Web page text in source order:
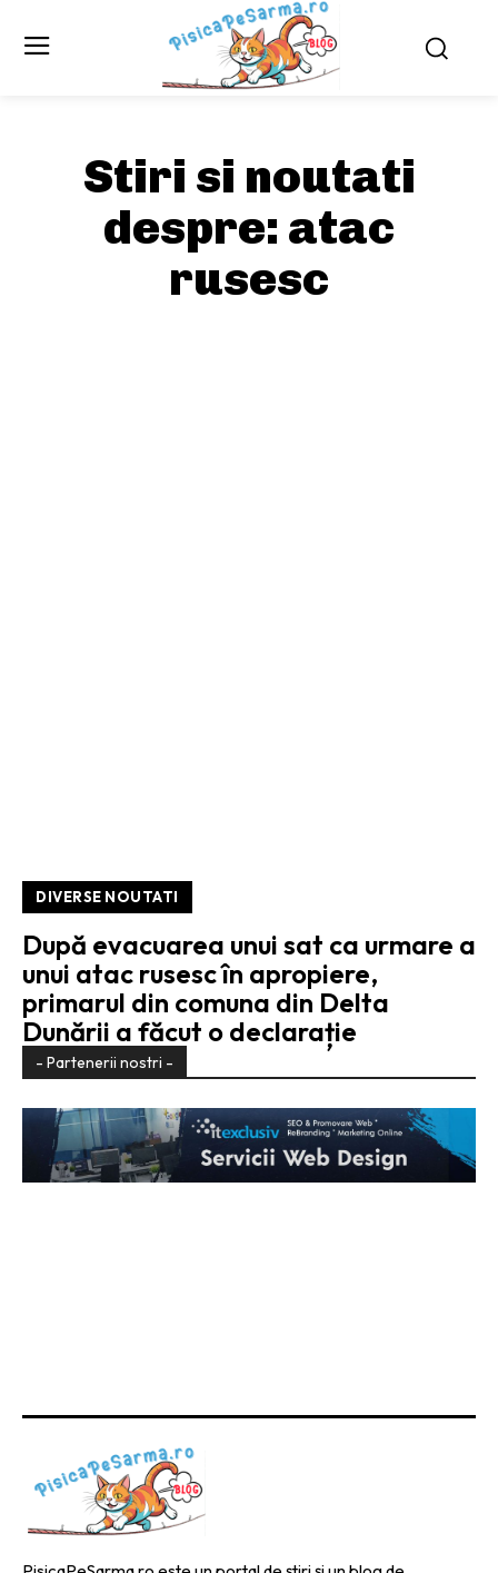
Stiri si noutati
despre: atac
rusesc
DIVERSE NOUTATI
După evacuarea unui sat ca urmare a
unui atac rusesc în apropiere,
primarul din comuna din Delta
Dunării a făcut o declarație
- Partenerii nostri -